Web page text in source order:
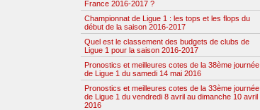
France 2016-2017 ?
Championnat de Ligue 1 : les tops et les flops du
début de la saison 2016-2017
Quel est le classement des budgets de clubs de
Ligue 1 pour la saison 2016-2017
Pronostics et meilleures cotes de la 38ème journée
de Ligue 1 du samedi 14 mai 2016
Pronostics et meilleures cotes de la 33ème journée
de Ligue 1 du vendredi 8 avril au dimanche 10 avril
2016